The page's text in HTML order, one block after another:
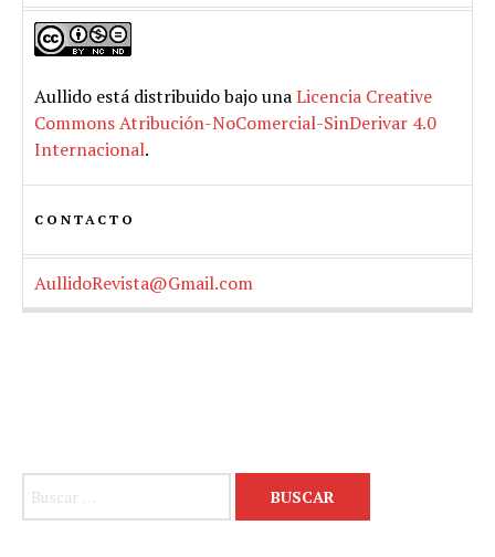
Aullido está distribuido bajo unaLicencia Creative
Commons Atribución-NoComercial-SinDerivar 4.0
Internacional.
CONTACTO
AullidoRevista@Gmail.com